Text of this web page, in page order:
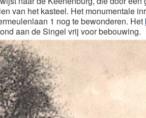
van het kasteel. Het monumentale
1 nog te bewonderen. Het
aan de Singel vrij voor bebouwing.